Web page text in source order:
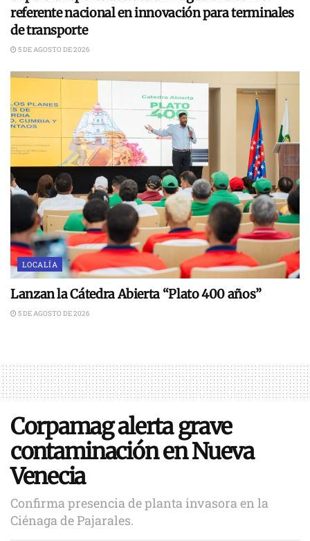
referente nacional en innovación para terminales
de transporte
5 DE AGOSTO DE 2026
LOCALÍA
Lanzan la Cátedra Abierta “Plato 400 años”
5 DE AGOSTO DE 2026
Corpamag alerta grave
contaminación en Nueva
Venecia
Confirma presencia de planta invasora en la
Ciénaga de Pajarales.